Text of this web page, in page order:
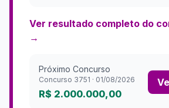
Ver resultado completo do
→
Próximo Concurso
Concurso 3751 · 01/08/2026
R$ 2.000.000,00